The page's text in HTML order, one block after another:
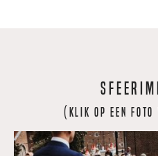
(klik op een foto